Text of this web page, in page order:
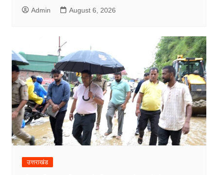
Admin August 6, 2026
उत्तराखंड